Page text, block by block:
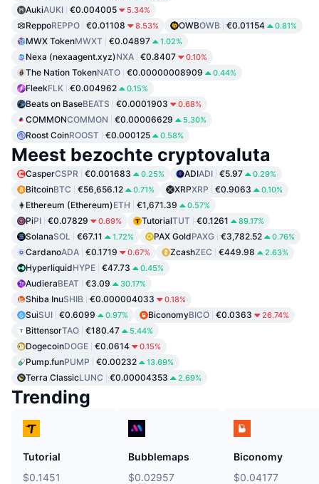
AukiAUKI €0.004005 5.34%
ReppoREPPO €0.01108 8.53% OWBOWB €0.01154 0.81%
MWX TokenMWXT €0.04897 1.02%
Nexa (nexaagent.xyz)NXA €0.8407 0.10%
The Nation TokenNATO €0.00000008909 0.44%
FleekFLK €0.004962 0.15%
Beats on BaseBEATS €0.0001903 0.68%
COMMONCOMMON €0.00006629 5.30%
Roost CoinROOST €0.000125 0.58%
Meest bezochte cryptovaluta
CasperCSPR €0.001683 0.25% ADIADI €5.97 0.29%
BitcoinBTC €56,656.12 0.71% XRPXRP €0.9063 0.10%
Ethereum (Ethereum)ETH €1,671.39 0.57%
PiPI €0.07829 0.69% TutorialTUT €0.1261 89.17%
SolanaSOL €67.11 1.72% PAX GoldPAXG €3,782.52 0.76%
CardanoADA €0.1719 0.67% ZcashZEC €449.98 2.63%
HyperliquidHYPE €47.73 0.45%
AudieraBEAT €3.09 30.17%
Shiba InuSHIB €0.000004033 0.18%
SuiSUI €0.6099 0.97% BiconomyBICO €0.0363 26.74%
BittensorTAO €180.47 5.44%
DogecoinDOGE €0.0614 0.15%
Pump.funPUMP €0.00232 13.69%
Terra ClassicLUNC €0.00004353 2.69%
Trending
Tutorial
$0.1451
Bubblemaps
$0.02957
Biconomy
$0.04177